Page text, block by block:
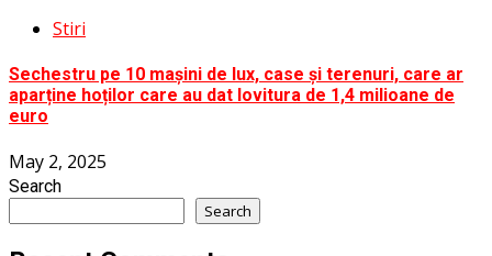
Stiri
Sechestru pe 10 mașini de lux, case și terenuri, care ar
aparține hoților care au dat lovitura de 1,4 milioane de
euro
May 2, 2025
Search
Search